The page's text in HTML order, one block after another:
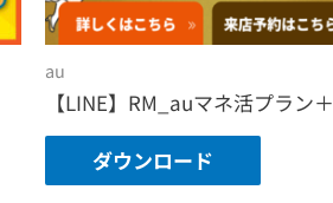
au
【LINE】RM_auマネ活プラン＋
ダウンロード